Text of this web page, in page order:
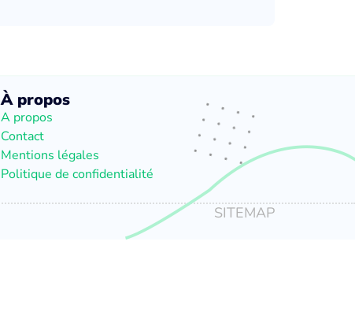
À propos
A propos
Contact
Mentions légales
Politique de confidentialité
SITEMAP